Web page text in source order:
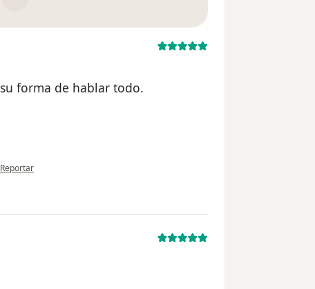
forma de hablar todo.
en opinión del usuario paciente anónimo
Reportar